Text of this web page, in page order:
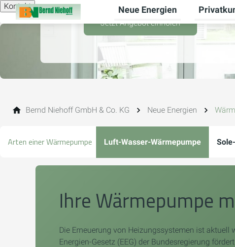
Kontakt Neue Energien
Jetzt Angebot einholen
Bernd Niehoff GmbH & Co. KG Neue Energien
Arten einer Wärmepumpe Luft-Wasser-Wärmepumpe
Ihre Wärmepumpe
Die Erneuerung von Heizungssystemen ist aktuell
Energien-Gesetz (EEG) der Bundesregierung